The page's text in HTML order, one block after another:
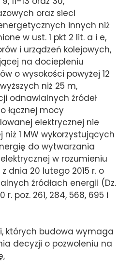
oraz sieci
innych niż
w ust. 1 pkt 2 lit. a i e,
i urządzeń kolejowych,
na dociepleniu
o wysokości powyżej 12
niż 25 m,
odnawialnych źródeł
łącznej mocy
elektrycznej nie
niż 1 MW wykorzystujących
do wytwarzania
w rozumieniu
dnia 20 lutego 2015 r. o
źródłach energii (Dz.
r. poz. 261, 284, 568, 695 i
których budowa wymaga
decyzji o pozwoleniu na